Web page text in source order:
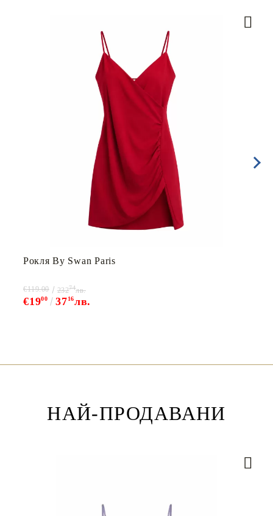
Рокля By Swan Paris
€1900 3716лв.
€119.00 23274лв.
НАЙ-ПРОДАВАНИ